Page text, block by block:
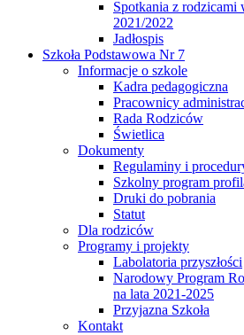
Spotkania z rodzicami
2021/2022
Jadłospis
Szkoła Podstawowa Nr 7
Informacje o szkole
Kadra pedagogiczna
Pracownicy
Rada Rodziców
Świetlica
Dokumenty
Regulaminy i
Szkolny program
Druki do pobrania
Statut
Dla rodziców
Programy i projekty
Labolatoria przyszłości
Narodowy Program
na lata 2021-2025
Przyjazna Szkoła
Kontakt